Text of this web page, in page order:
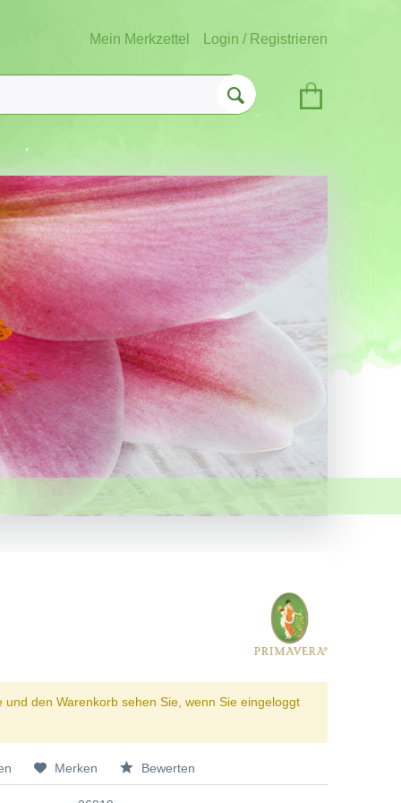
Mein Merkzettel Login / Registrieren
und den Warenkorb sehen Sie, wenn Sie eingeloggt
Merken Bewerten